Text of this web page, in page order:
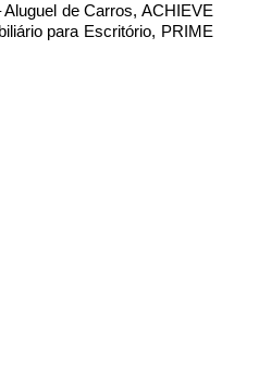
de Carros, ACHIEVE
para Escritório, PRIME